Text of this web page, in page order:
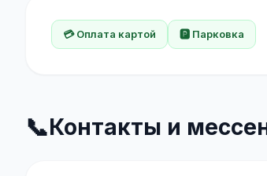
💳 Оплата картой 🅿️ Парковка
📞Контакты и